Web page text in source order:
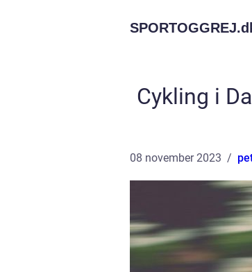
SPORTOGGREJ.
Cykling i
08 november 2023